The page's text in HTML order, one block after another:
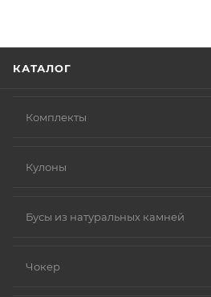
КАТАЛОГ
Комплекты
Кулоны
Бусы из натуральных камней
Чокер